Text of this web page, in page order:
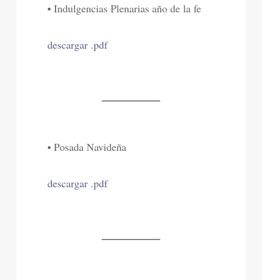
• Indulgencias Plenarias año de la fe
descargar .pdf
• Posada Navideña
descargar .pdf